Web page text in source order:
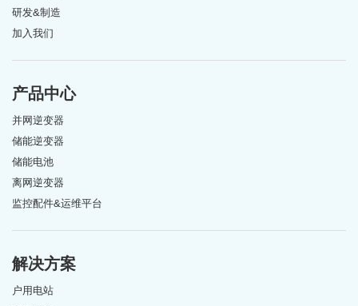
研发&制造
加入我们
产品中心
并网逆变器
储能逆变器
储能电池
离网逆变器
监控配件&运维平台
解决方案
户用电站